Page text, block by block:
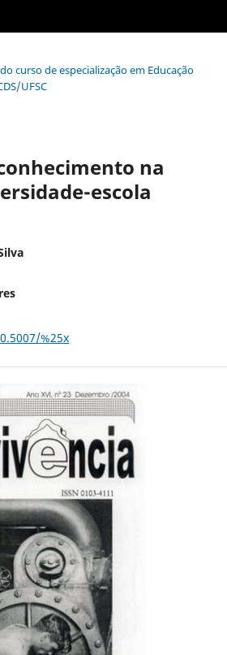
curso de especialização em Educação
UFSC
na
escola
%25x